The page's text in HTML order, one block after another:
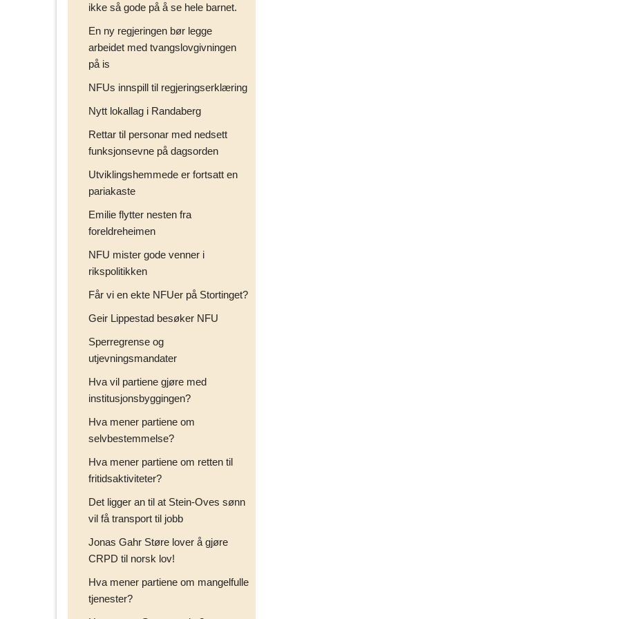
ikke så gode på å se hele barnet.
En ny regjeringen bør legge
arbeidet med tvangslovgivningen
på is
NFUs innspill til regjeringserklæring
Nytt lokallag i Randaberg
Rettar til personar med nedsett
funksjonsevne på dagsorden
Utviklingshemmede er fortsatt en
pariakaste
Emilie flytter nesten fra
foreldreheimen
NFU mister gode venner i
rikspolitikken
Får vi en ekte NFUer på Stortinget?
Geir Lippestad besøker NFU
Sperregrense og
utjevningsmandater
Hva vil partiene gjøre med
institusjonsbyggingen?
Hva mener partiene om
selvbestemmelse?
Hva mener partiene om retten til
fritidsaktiviteter?
Det ligger an til at Stein-Oves sønn
vil få transport til jobb
Jonas Gahr Støre lover å gjøre
CRPD til norsk lov!
Hva mener partiene om mangelfulle
tjenester?